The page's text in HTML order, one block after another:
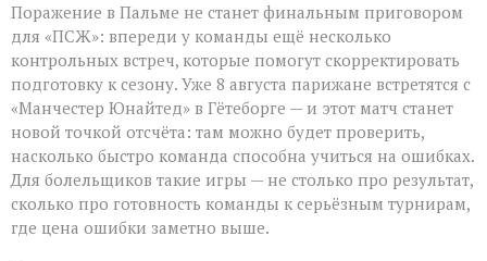
Поражение в Пальме не станет финальным приговором
для «ПСЖ»: впереди у команды ещё несколько
контрольных встреч, которые помогут скорректировать
подготовку к сезону. Уже 8 августа парижане встретятся с
«Манчестер Юнайтед» в Гётеборге — и этот матч станет
новой точкой отсчёта: там можно будет проверить,
насколько быстро команда способна учиться на ошибках.
Для болельщиков такие игры — не столько про результат,
сколько про готовность команды к серьёзным турнирам,
где цена ошибки заметно выше.